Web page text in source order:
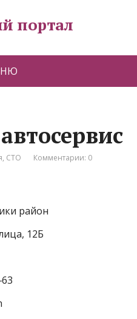
портал
, СТО Комментарии: 0
район
12Б